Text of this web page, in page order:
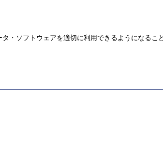
・ソフトウェアを適切に利用できるようになること